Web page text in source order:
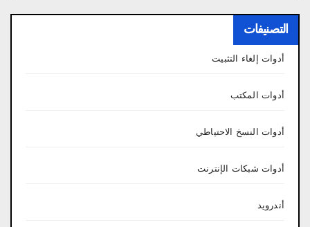
التصنيفات
أدوات إلغاء التثبيت
أدوات المكتب
أدوات النسخ الاحتياطي
أدوات شبكات الإنترنت
أندرويد